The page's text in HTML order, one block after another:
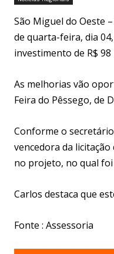
São Miguel do Oeste
de quarta-feira, dia
investimento de R$ 98
As melhorias vão
Feira do Pêssego, de
Conforme o
vencedora da
no projeto, no qual
Carlos destaca que
Fonte : Assessoria